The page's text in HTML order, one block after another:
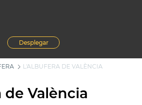
Desplegar
L'ALBUFERA DE VALÈNCIA
València